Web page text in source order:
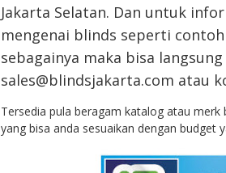
Jakarta Selatan. Dan untuk
mengenai blinds seperti
sebagainya maka bisa
sales@blindsjakarta.com atau
Tersedia pula beragam katalog atau merk
yang bisa anda sesuaikan dengan budget